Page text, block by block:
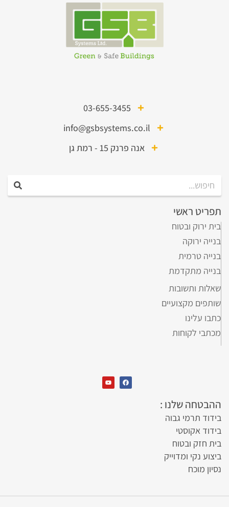
03-655-3455
info@gsbsystems.co.il
אנה פרנק 15 - רמת גן
תפריט ראשי
בית ירוק ובטוח
בנייה ירוקה
בנייה טרמית
בנייה מתקדמת
שאלות ותשובות
שותפים מקצועיים
כתבו עלינו
מכתבי לקוחות
ההבטחה שלנו :
בידוד תרמי גבוה
בידוד אקוסטי
בית חזק ובטוח
ביצוע נקי ומדוייק
נסיון מוכח